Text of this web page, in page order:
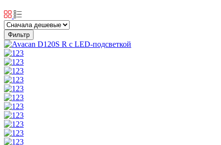
Фильтр